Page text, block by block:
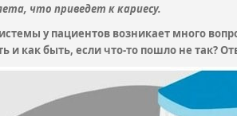
что приведет к кариесу.
у пациентов возникает много
и как быть, если что-то пошло не так?